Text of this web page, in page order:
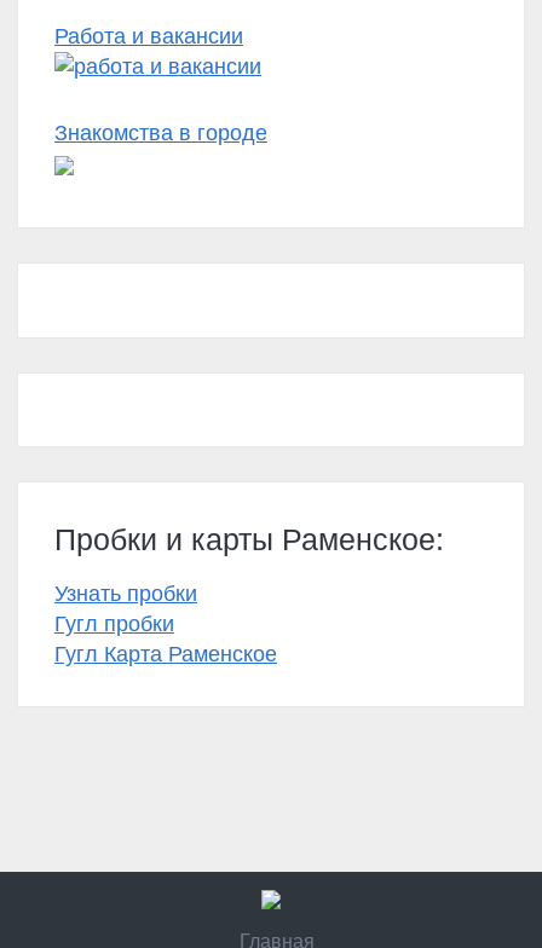
Работа и вакансии
Знакомства в городе
Пробки и карты Раменское:
Узнать пробки
Гугл пробки
Гугл Карта Раменское
Главная